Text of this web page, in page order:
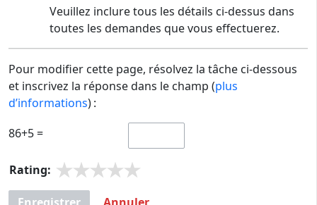
Veuillez inclure tous les détails ci-dessus dans
toutes les demandes que vous effectuerez.
Pour modifier cette page, résolvez la tâche ci-dessous
et inscrivez la réponse dans le champ (plus
d’informations) :
86+5 =
Rating: